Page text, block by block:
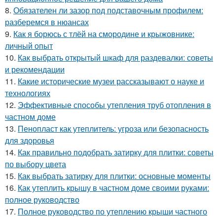
8. Обязателен ли зазор под подставочным профилем:
разберемся в нюансах
9. Как я борюсь с тлёй на смородине и крыжовнике:
личный опыт
10. Как выбрать открытый шкаф для раздевалки: советы
и рекомендации
11. Какие исторические музеи рассказывают о науке и
технологиях
12. Эффективные способы утепления труб отопления в
частном доме
13. Пенопласт как утеплитель: угроза или безопасность
для здоровья
14. Как правильно подобрать затирку для плитки: советы
по выбору цвета
15. Как выбрать затирку для плитки: основные моменты
16. Как утеплить крышу в частном доме своими руками:
полное руководство
17. Полное руководство по утеплению крыши частного